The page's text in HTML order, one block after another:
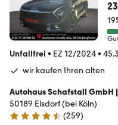
Unfallfrei • EZ 12/2024•
wir kaufen Ihren alten
Autohaus Schafstall GmbH
50189 Elsdorf (bei Köln)
4.3 Sterne
(259)